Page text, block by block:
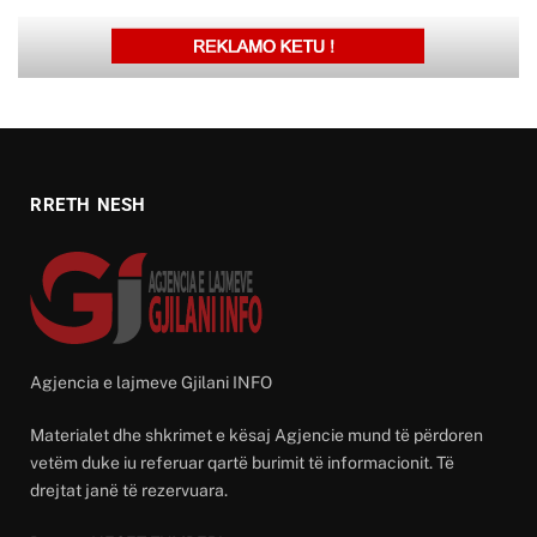
RRETH NESH
Agjencia e lajmeve Gjilani INFO
Materialet dhe shkrimet e kësaj Agjencie mund të përdoren
vetëm duke iu referuar qartë burimit të informacionit. Të
drejtat janë të rezervuara.